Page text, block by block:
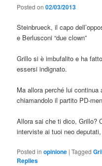
Posted on02/03/2013
Steinbrueck, il capo
e Berlusconi “due clown”
Grillo si è imbufalito e ha
essersi indignato.
Ma allora perché lui
chiamandolo il partito PD-
Allora sai che ti dico, Grillo?
interviste ai tuoi neo
Posted in opinione |Tagged
Replies